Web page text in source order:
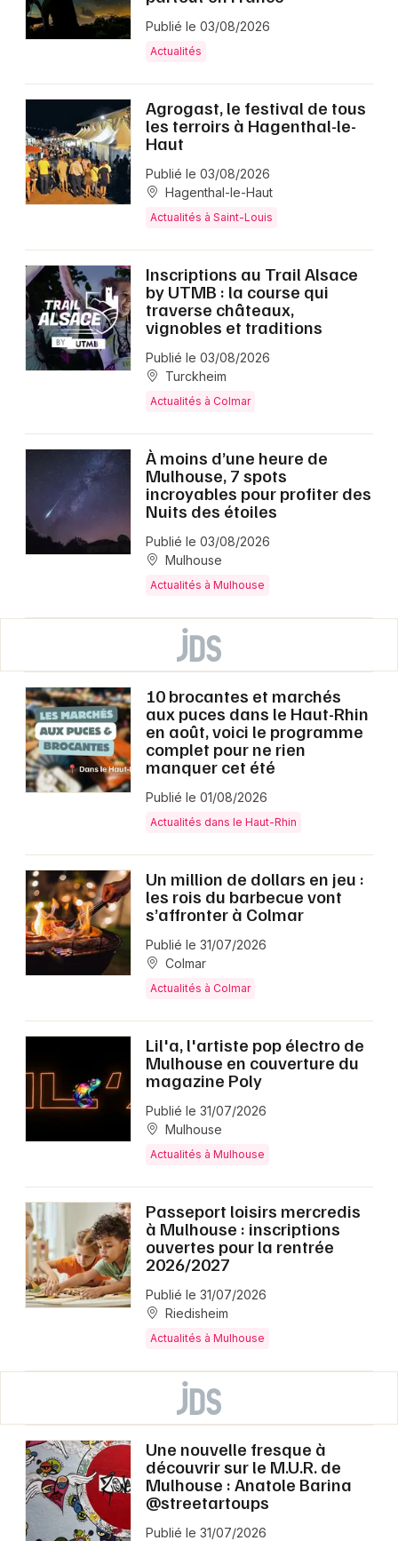
Publié le 03/08/2026
Actualités
Agrogast, le festival de tous
les terroirs à Hagenthal-le-
Haut
Publié le 03/08/2026
Hagenthal-le-Haut
Actualités à Saint-Louis
Inscriptions au Trail Alsace
by UTMB : la course qui
traverse châteaux,
vignobles et traditions
Publié le 03/08/2026
Turckheim
Actualités à Colmar
À moins d’une heure de
Mulhouse, 7 spots
incroyables pour profiter des
Nuits des étoiles
Publié le 03/08/2026
Mulhouse
Actualités à Mulhouse
10 brocantes et marchés
aux puces dans le Haut-Rhin
en août, voici le programme
complet pour ne rien
manquer cet été
Publié le 01/08/2026
Actualités dans le Haut-Rhin
Un million de dollars en jeu :
les rois du barbecue vont
s’affronter à Colmar
Publié le 31/07/2026
Colmar
Actualités à Colmar
Lil'a, l'artiste pop électro de
Mulhouse en couverture du
magazine Poly
Publié le 31/07/2026
Mulhouse
Actualités à Mulhouse
Passeport loisirs mercredis
à Mulhouse : inscriptions
ouvertes pour la rentrée
2026/2027
Publié le 31/07/2026
Riedisheim
Actualités à Mulhouse
Une nouvelle fresque à
découvrir sur le M.U.R. de
Mulhouse : Anatole Barina
@streetartoups
Publié le 31/07/2026